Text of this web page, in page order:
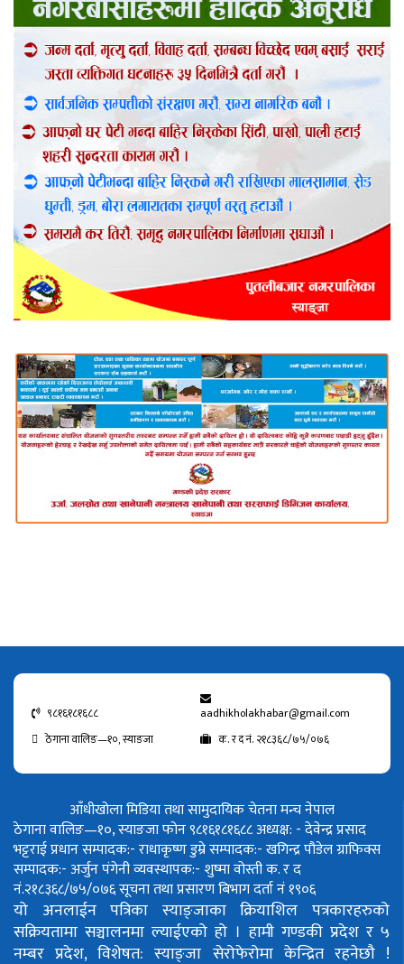
९८१६१८१६८८
aadhikholakhabar@gmail.com
ठेगाना वालिङ—१०, स्याङजा
क. र द नं. २१८३६८/७५/०७६
आँधीखोला मिडिया तथा सामुदायिक चेतना मन्च नेपाल
ठेगाना वालिङ—१०, स्याङजा फोन ९८१६१८१६८८अध्यक्ष: - देवेन्द्र प्रसाद
भट्टराईप्रधान सम्पादक:- राधाकृष्ण डुम्रेसम्पादक:- खगिन्द्र पौडेलग्राफिक्स
सम्पादक:- अर्जुन पंगेनीव्यवस्थापक:- शुष्मा वोस्तीक. र द
नं.२१८३६८/७५/०७६सूचना तथा प्रसारण बिभाग दर्ता नं १९०६
यो अनलाईन पत्रिका स्याङ्जाका क्रियाशिल पत्रकारहरुको
सक्रियतामा सञ्चालनमा ल्याईएको हो । हामी गण्डकी प्रदेश र ५
नम्बर प्रदेश, विशेषत: स्याङ्जा सेरोफेरोमा केन्द्रित रहनेछौ !